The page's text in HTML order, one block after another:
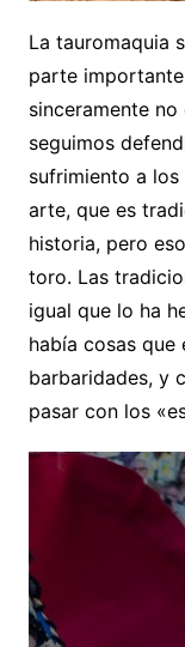
La tauromaquia
parte
sinceramente
seguimos
sufrimiento a los
arte, que es
historia, pero
toro. Las
igual que lo ha
había cosas que
barbaridades, y
pasar con los